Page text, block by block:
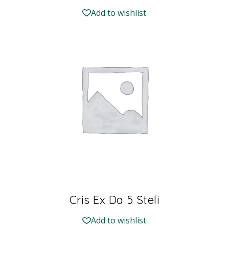
Add to wishlist
Cris Ex Da 5 Steli
Add to wishlist